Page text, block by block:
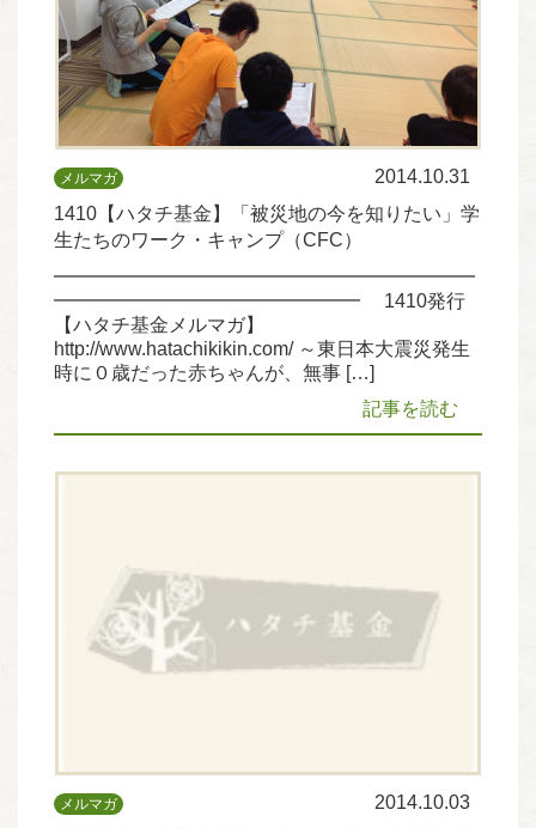
メルマガ
2014.10.31
1410【ハタチ基金】「被災地の今を知りたい」学
生たちのワーク・キャンプ（CFC）
━━━━━━━━━━━━━━━━━━━━━━
━━━━━━━━━━━━━━━━ 1410発行
【ハタチ基金メルマガ】
http://www.hatachikikin.com/ ～東日本大震災発生
時に０歳だった赤ちゃんが、無事 […]
記事を読む
メルマガ
2014.10.03